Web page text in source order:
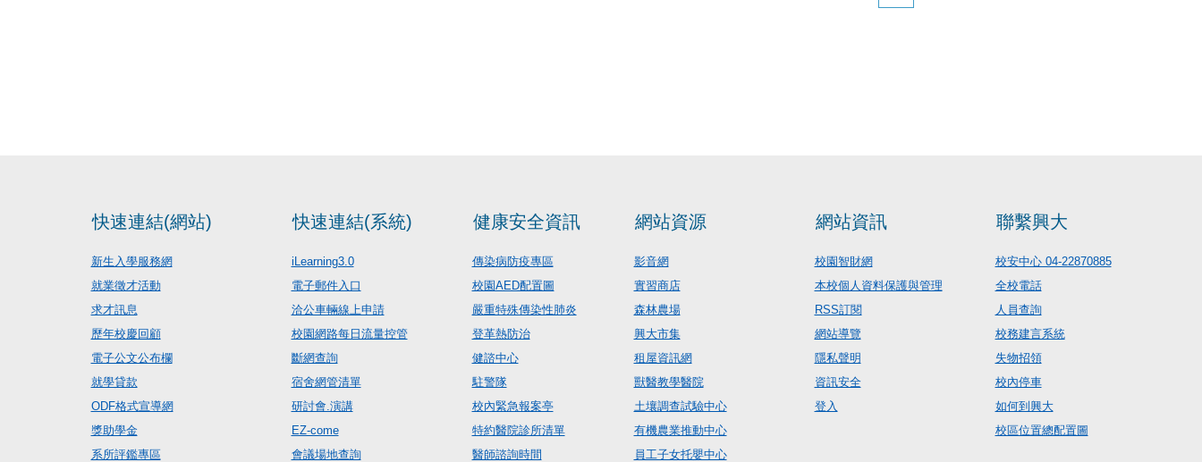
快速連結(網站)
新生入學服務網
就業徵才活動
求才訊息
歷年校慶回顧
電子公文公布欄
就學貸款
ODF格式宣導網
獎助學金
系所評鑑專區
快速連結(系統)
iLearning3.0
電子郵件入口
洽公車輛線上申請
校園網路每日流量控管
斷網查詢
宿舍網管清單
研討會.演講
EZ-come
會議場地查詢
健康安全資訊
傳染病防疫專區
校園AED配置圖
嚴重特殊傳染性肺炎
登革熱防治
健諮中心
駐警隊
校內緊急報案亭
特約醫院診所清單
醫師諮詢時間
網站資源
影音網
實習商店
森林農場
興大市集
租屋資訊網
獸醫教學醫院
土壤調查試驗中心
有機農業推動中心
員工子女托嬰中心
網站資訊
校園智財網
本校個人資料保護與管理
RSS訂閱
網站導覽
隱私聲明
資訊安全
登入
聯繫興大
校安中心 04-22870885
全校電話
人員查詢
校務建言系統
失物招領
校內停車
如何到興大
校區位置總配置圖